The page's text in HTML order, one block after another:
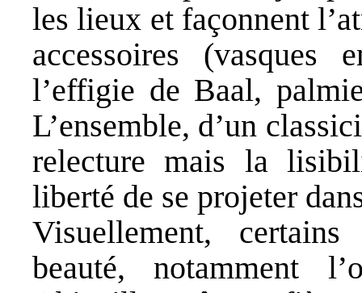
les lieux et façonnent
accessoires (vasques
l’effigie de Baal,
L’ensemble, d’un
relecture mais la
liberté de se projeter
Visuellement,
beauté, notamment